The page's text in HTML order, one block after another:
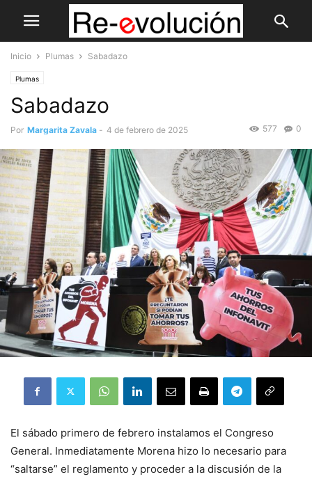
Inicio Plumas Sabadazo
Plumas
Sabadazo
Por Margarita Zavala - 4 de febrero de 2025 0
577
El sábado primero de febrero instalamos el Congreso
General. Inmediatamente Morena hizo lo necesario para
“saltarse” el reglamento y proceder a la discusión de la